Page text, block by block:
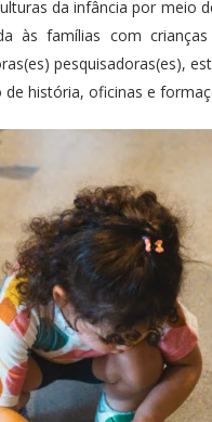
da infância por meio
às famílias com
pesquisadoras(es),
história, oficinas e